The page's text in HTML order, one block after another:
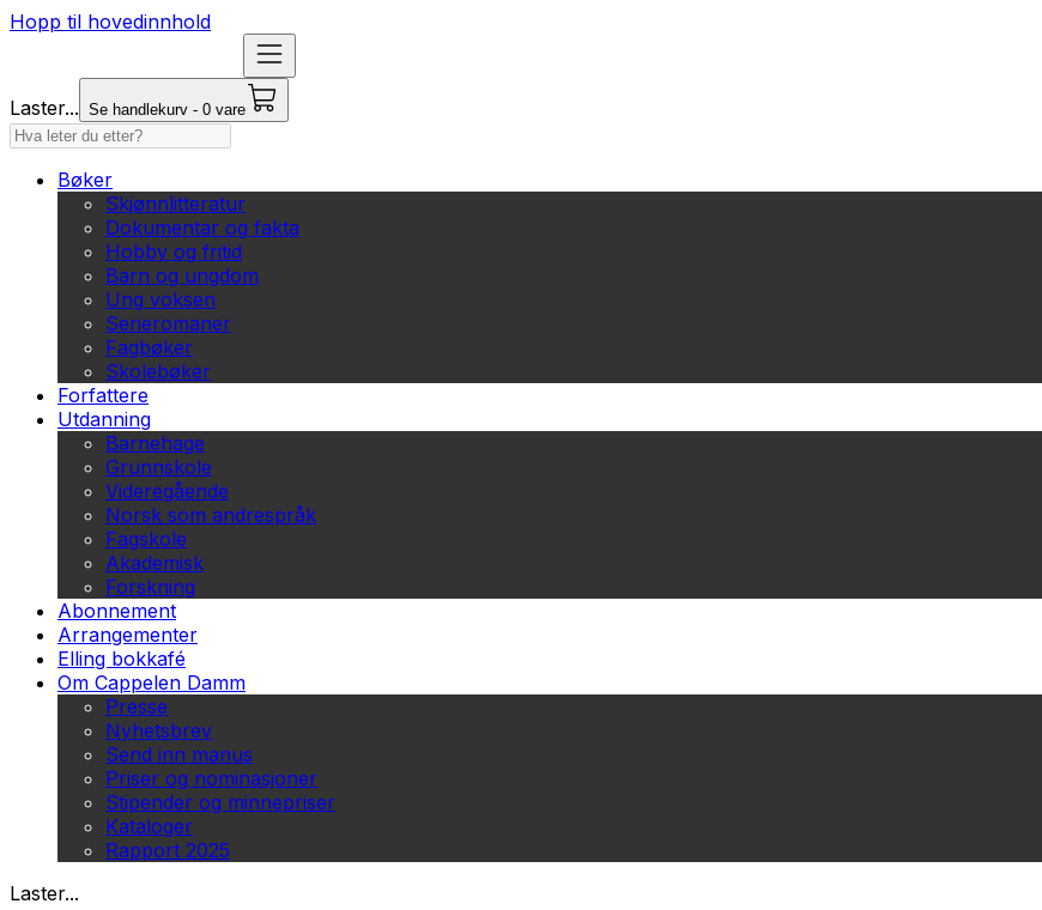
Hopp til hovedinnhold
Laster... Se handlekurv - 0 vare
Bøker
Skjønnlitteratur
Dokumentar og fakta
Hobby og fritid
Barn og ungdom
Ung voksen
Serieromaner
Fagbøker
Skolebøker
Forfattere
Utdanning
Barnehage
Grunnskole
Videregående
Norsk som andrespråk
Fagskole
Akademisk
Forskning
Abonnement
Arrangementer
Elling bokkafé
Om Cappelen Damm
Presse
Nyhetsbrev
Send inn manus
Priser og nominasjoner
Stipender og minnepriser
Kataloger
Rapport 2025
Laster...